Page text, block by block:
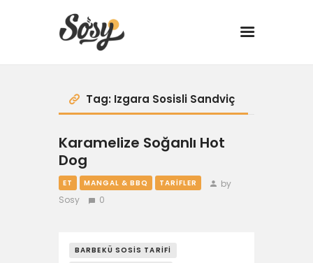
TARİFLER
MANGAL
YANCI
DRINK
Tag: Izgara Sosisli Sandviç
Karamelize Soğanlı Hot
Dog
ET MANGAL & BBQ TARIFLER
by
Sosy
0
BARBEKÜ SOSIS TARIFI